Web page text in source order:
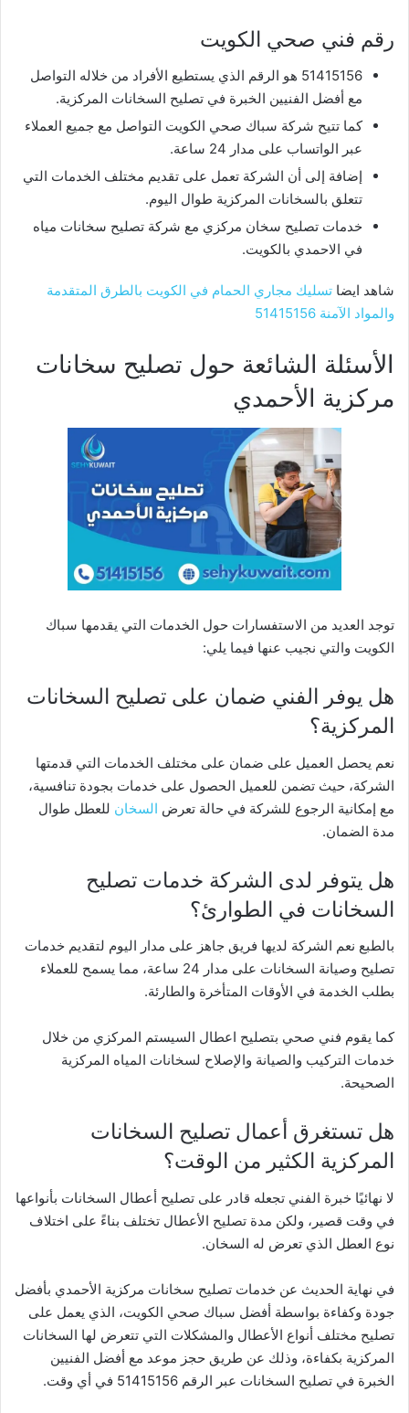
رقم فني صحي الكويت
51415156 هو الرقم الذي يستطيع الأفراد من خلاله التواصل
مع أفضل الفنيين الخبرة في تصليح السخانات المركزية.
كما تتيح شركة سباك صحي الكويت التواصل مع جميع العملاء
عبر الواتساب على مدار 24 ساعة.
إضافة إلى أن الشركة تعمل على تقديم مختلف الخدمات التي
تتعلق بالسخانات المركزية طوال اليوم.
خدمات تصليح سخان مركزي مع شركة تصليح سخانات مياه
في الاحمدي بالكويت.
شاهد ايضا تسليك مجاري الحمام في الكويت بالطرق المتقدمة
والمواد الآمنة 51415156
الأسئلة الشائعة حول تصليح سخانات
مركزية الأحمدي
توجد العديد من الاستفسارات حول الخدمات التي يقدمها سباك
الكويت والتي نجيب عنها فيما يلي:
هل يوفر الفني ضمان على تصليح السخانات
المركزية؟
نعم يحصل العميل على ضمان على مختلف الخدمات التي قدمتها
الشركة، حيث تضمن للعميل الحصول على خدمات بجودة تنافسية،
مع إمكانية الرجوع للشركة في حالة تعرض السخان للعطل طوال
مدة الضمان.
هل يتوفر لدى الشركة خدمات تصليح
السخانات في الطوارئ؟
بالطبع نعم الشركة لديها فريق جاهز على مدار اليوم لتقديم خدمات
تصليح وصيانة السخانات على مدار 24 ساعة، مما يسمح للعملاء
بطلب الخدمة في الأوقات المتأخرة والطارئة.
كما يقوم فني صحي بتصليح اعطال السيستم المركزي من خلال
خدمات التركيب والصيانة والإصلاح لسخانات المياه المركزية
الصحيحة.
هل تستغرق أعمال تصليح السخانات
المركزية الكثير من الوقت؟
لا نهائيًا خبرة الفني تجعله قادر على تصليح أعطال السخانات بأنواعها
في وقت قصير، ولكن مدة تصليح الأعطال تختلف بناءً على اختلاف
نوع العطل الذي تعرض له السخان.
في نهاية الحديث عن خدمات تصليح سخانات مركزية الأحمدي بأفضل
جودة وكفاءة بواسطة أفضل سباك صحي الكويت، الذي يعمل على
تصليح مختلف أنواع الأعطال والمشكلات التي تتعرض لها السخانات
المركزية بكفاءة، وذلك عن طريق حجز موعد مع أفضل الفنيين
الخبرة في تصليح السخانات عبر الرقم 51415156 في أي وقت.